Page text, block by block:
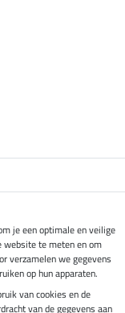
je een optimale en veilige
website te meten en om
verzamelen we gegevens
op hun apparaten.
van cookies en de
van de gegevens aan